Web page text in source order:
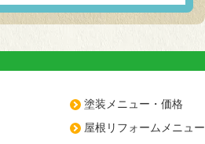
塗装メニュー・価格
屋根リフォームメニュー